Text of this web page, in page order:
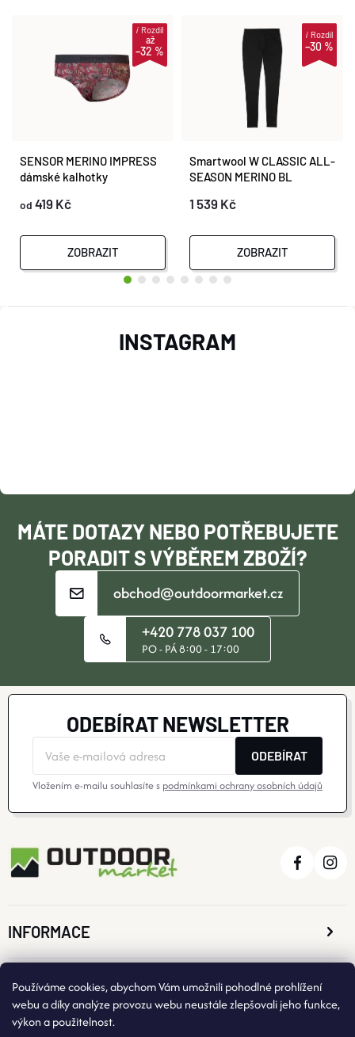
Používáme cookies, abychom Vám umožnili pohodlné prohlížení
webu a díky analýze provozu webu neustále zlepšovali jeho funkce,
výkon a použitelnost.
až
–32 %
iRozdíl
SENSOR MERINO IMPRESS
dámské kalhotky
od 419 Kč
ZOBRAZIT
–30 %
iRozdíl
Smartwool W CLASSIC ALL-
SEASON MERINO BL
1 539 Kč
ZOBRAZIT
T
MÁTE DOTAZY NEBO POTŘEBUJETE
PORADIT S VÝBĚREM ZBOŽÍ?
obchod@outdoormarket.cz
+420 778 037 100
PO - PÁ 8:00 - 17:00
INSTAGRAM
ODEBÍRAT NEWSLETTER
ODEBÍRAT
Vložením e-mailu souhlasíte s podmínkami ochrany osobních údajů
INFORMACE
O NÁKUPU